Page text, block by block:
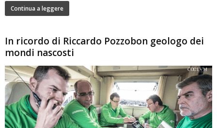
Continua a leggere
In ricordo di Riccardo Pozzobon geologo dei
mondi nascosti